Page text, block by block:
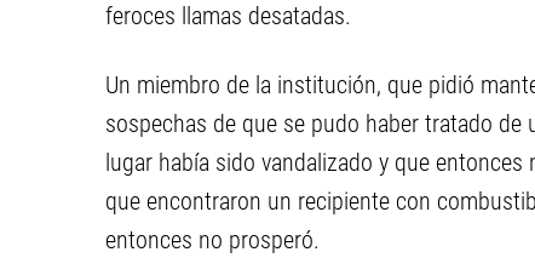
feroces llamas desatadas.
Un miembro de la institución, que pidió
sospechas de que se pudo haber tratado
lugar había sido vandalizado y que
que encontraron un recipiente con
entonces no prosperó.